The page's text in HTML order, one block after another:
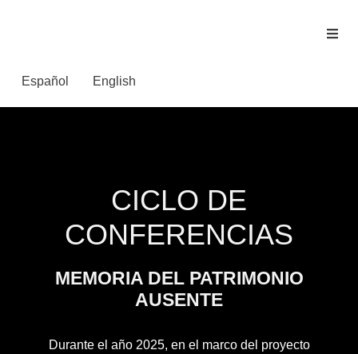
Español English
CICLO DE
CONFERENCIAS
MEMORIA DEL PATRIMONIO
AUSENTE
Durante el año 2025, en el marco del proyecto